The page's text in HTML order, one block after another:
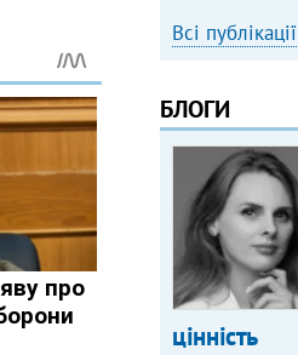
Всі публікації
БЛОГИ
цінність